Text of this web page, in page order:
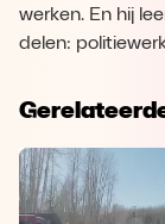
werken. En hij
delen: